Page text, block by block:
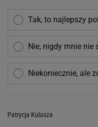
Tak, to najlepszy
Nie, nigdy mnie nie
Niekoniecznie, ale
Patrycja Kulasza